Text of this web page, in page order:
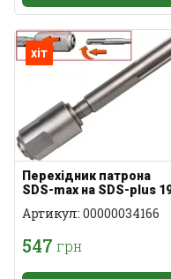
хіт
Перехідник патрона
SDS-max на SDS-plus
Артикул: 00000034166
547 грн